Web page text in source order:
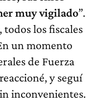
muy vigilado”.
los fiscales
un momento
de Fuerza
y seguí
inconvenientes.